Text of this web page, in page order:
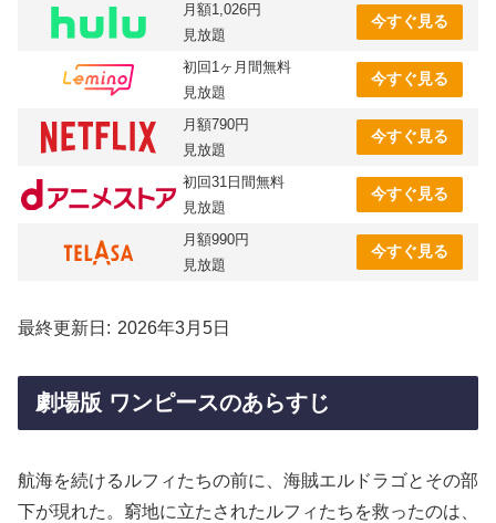
月額1,026円
見放題
今すぐ見る
初回1ヶ月間無料
見放題
今すぐ見る
月額790円
見放題
今すぐ見る
初回31日間無料
見放題
今すぐ見る
月額990円
見放題
今すぐ見る
最終更新日 2026年3月5日
劇場版 ワンピースのあらすじ
航海を続けるルフィたちの前に、海賊エルドラゴとその部
下が現れた。窮地に立たされたルフィたちを救ったのは、